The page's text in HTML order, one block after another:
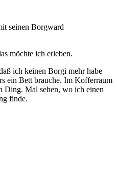
seinen Borgward
möchte ich erleben.
ich keinen Borgi mehr habe
ein Bett brauche. Im Kofferraum
Ding. Mal sehen, wo ich einen
finde.